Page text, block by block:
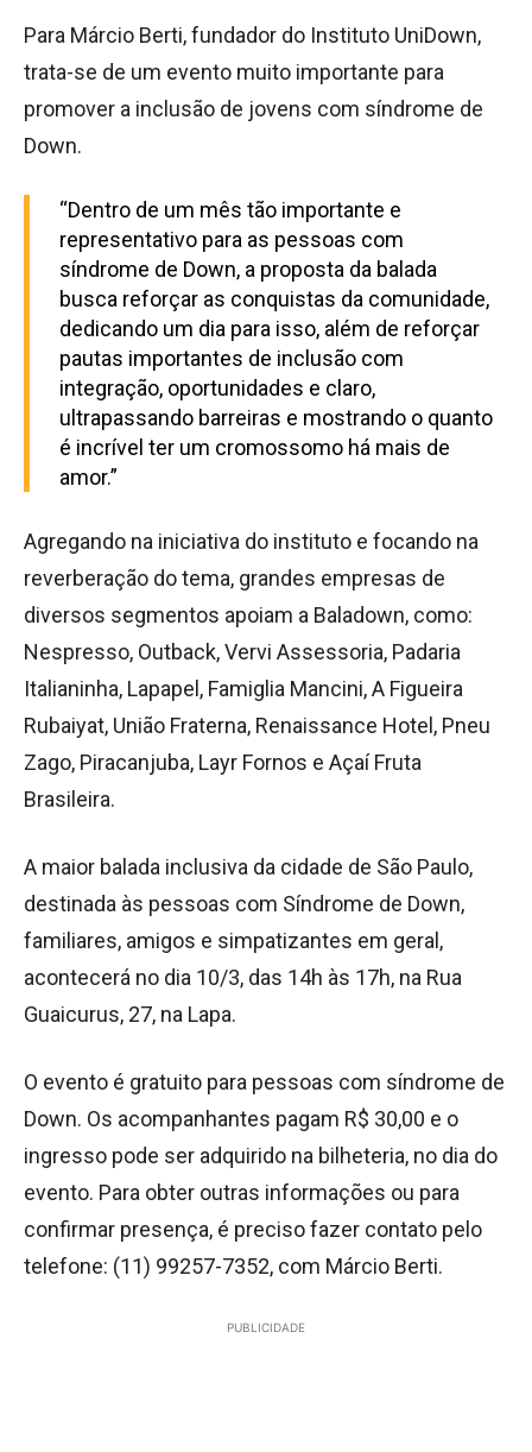
Para Márcio Berti, fundador do Instituto UniDown,
trata-se de um evento muito importante para
promover a inclusão de jovens com síndrome de
Down.
“Dentro de um mês tão importante e
representativo para as pessoas com
síndrome de Down, a proposta da balada
busca reforçar as conquistas da comunidade,
dedicando um dia para isso, além de reforçar
pautas importantes de inclusão com
integração, oportunidades e claro,
ultrapassando barreiras e mostrando o quanto
é incrível ter um cromossomo há mais de
amor.”
Agregando na iniciativa do instituto e focando na
reverberação do tema, grandes empresas de
diversos segmentos apoiam a Baladown, como:
Nespresso, Outback, Vervi Assessoria, Padaria
Italianinha, Lapapel, Famiglia Mancini, A Figueira
Rubaiyat, União Fraterna, Renaissance Hotel, Pneu
Zago, Piracanjuba, Layr Fornos e Açaí Fruta
Brasileira.
A maior balada inclusiva da cidade de São Paulo,
destinada às pessoas com Síndrome de Down,
familiares, amigos e simpatizantes em geral,
acontecerá no dia 10/3, das 14h às 17h, na Rua
Guaicurus, 27, na Lapa.
O evento é gratuito para pessoas com síndrome de
Down. Os acompanhantes pagam R$ 30,00 e o
ingresso pode ser adquirido na bilheteria, no dia do
evento. Para obter outras informações ou para
confirmar presença, é preciso fazer contato pelo
telefone: (11) 99257-7352, com Márcio Berti.
PUBLICIDADE